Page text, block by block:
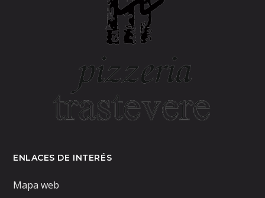
ENLACES DE INTERÉS
Mapa web